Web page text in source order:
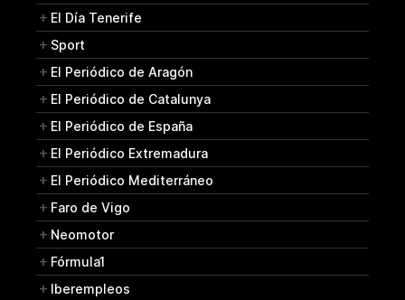
El Día Tenerife
Sport
El Periódico de Aragón
El Periódico de Catalunya
El Periódico de España
El Periódico Extremadura
El Periódico Mediterráneo
Faro de Vigo
Neomotor
Fórmula1
Iberempleos